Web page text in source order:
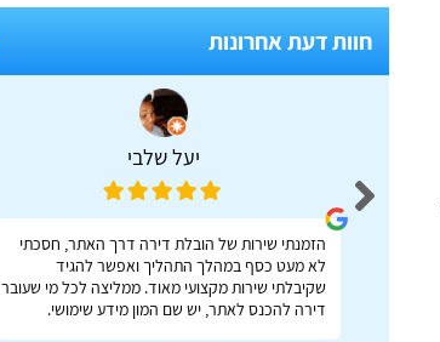
חוות דעת אחרונות
יעל שלבי
הזמנתי שירות של הובלת דירה דרך האתר, חסכתי
לא מעט כסף במהלך התהליך ואפשר להגיד
שקיבלתי שירות מקצועי מאוד. ממליצה לכל מי שעובר
דירה להכנס לאתר, יש שם המון מידע שימושי.